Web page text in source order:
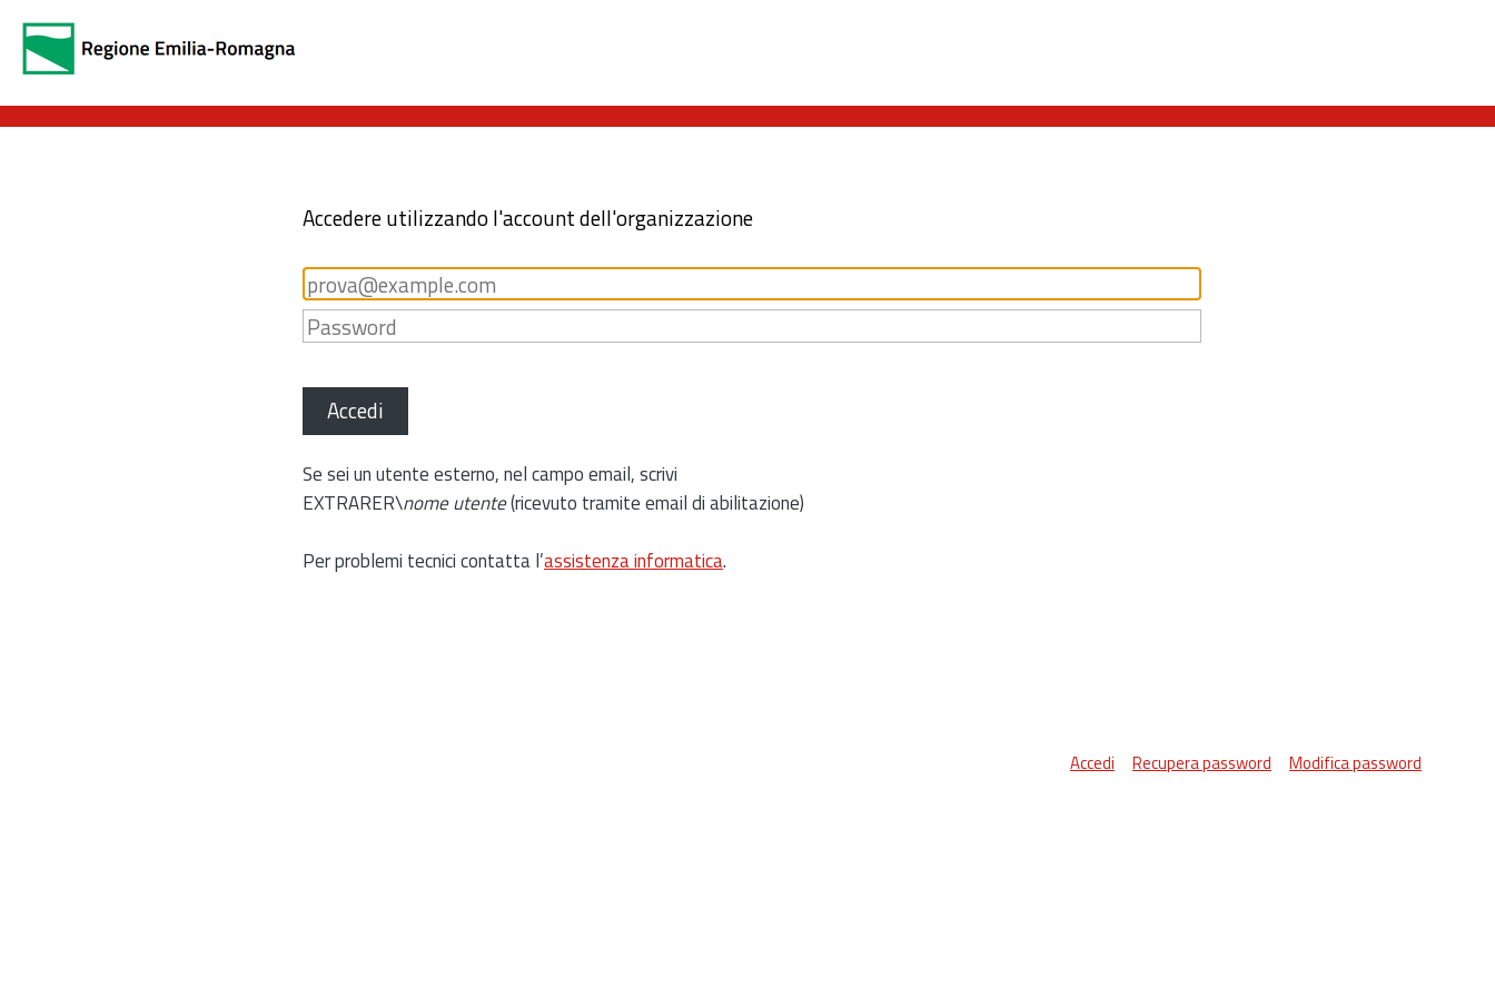
Accedere utilizzando l'account dell'organizzazione
Accedi
Se sei un utente esterno, nel campo email, scrivi
EXTRARER\nome utente(ricevuto tramite email di abilitazione)
Per problemi tecnici contatta l’assistenza informatica.
Accedi Recupera password Modifica password